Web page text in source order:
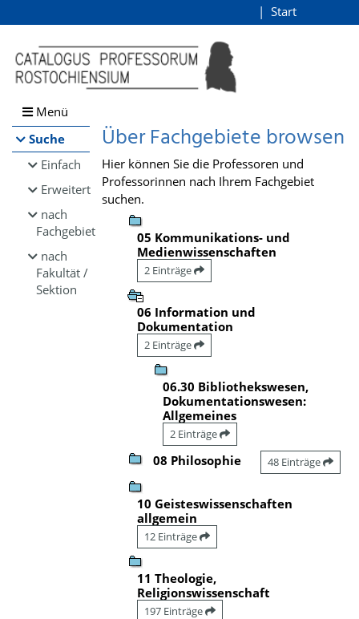
Browsen
direkt zum Inhalt
Start
Menü
Suche
Einfach
Erweitert
nach
Fachgebiet
nach
Fakultät /
Sektion
Über Fachgebiete browsen
Hier können Sie die Professoren und
Professorinnen nach Ihrem Fachgebiet
suchen.
05 Kommunikations- und
Medienwissenschaften
2 Einträge
06 Information und
Dokumentation
2 Einträge
06.30 Bibliothekswesen,
Dokumentationswesen:
Allgemeines
2 Einträge
08 Philosophie 48 Einträge
10 Geisteswissenschaften
allgemein
12 Einträge
11 Theologie,
Religionswissenschaft
197 Einträge